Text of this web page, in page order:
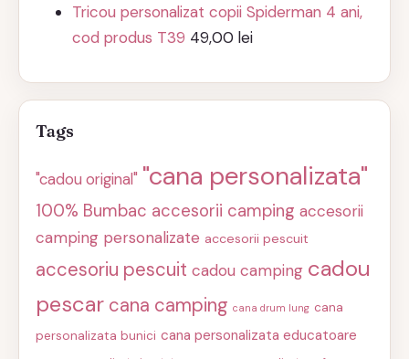
Tricou personalizat copii Spiderman 4 ani,
cod produs T39 49,00lei
Tags
"cadou original" "cana personalizata"
100% Bumbac accesorii camping accesorii
camping personalizate accesorii pescuit
accesoriu pescuit cadou camping cadou
pescar cana camping cana drum lung cana
personalizata bunici cana personalizata educatoare